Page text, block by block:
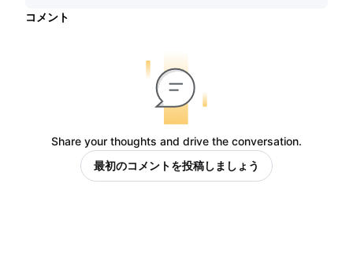
コメント
Share your thoughts and drive the conversation.
最初のコメントを投稿しましょう